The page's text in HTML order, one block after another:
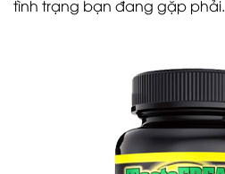
tình trạng bạn đang gặp phải.